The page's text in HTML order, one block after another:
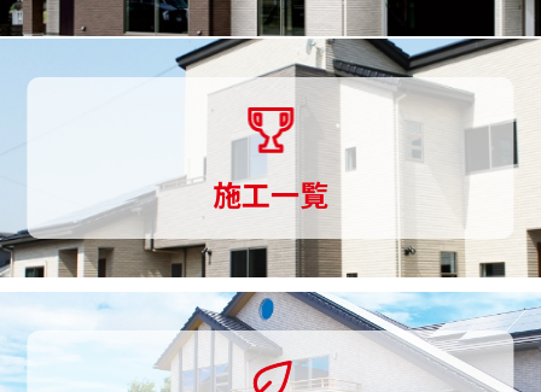
づ
く
で
一
貫
し
施工一覧